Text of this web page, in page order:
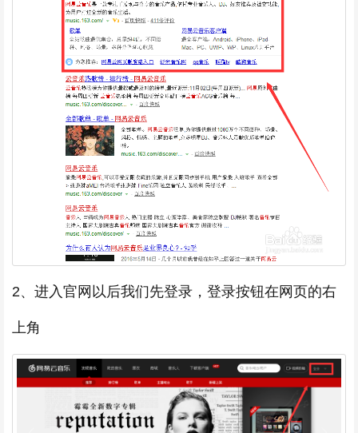
2、进入官网以后我们先登录，登录按钮在网页的右
上角